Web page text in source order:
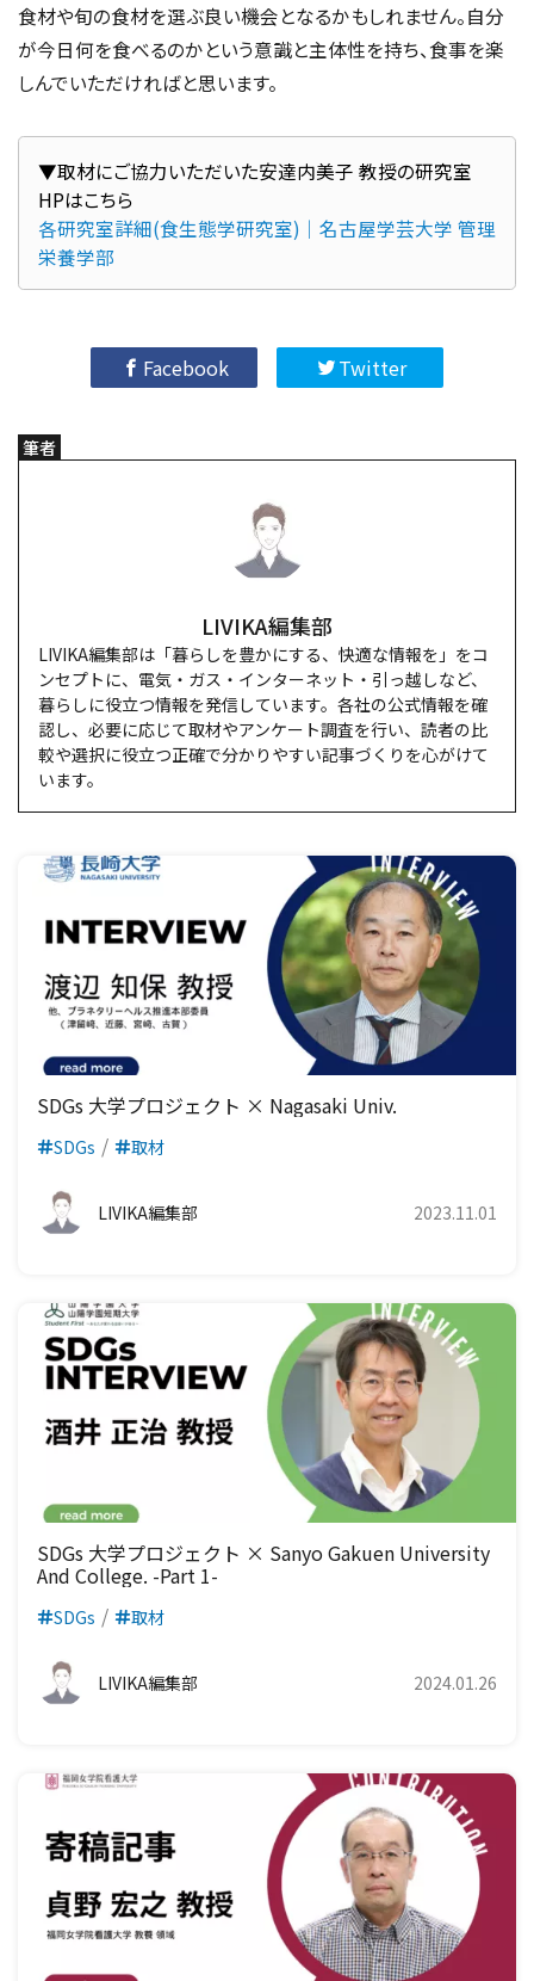
食材や旬の食材を選ぶ良い機会となるかもしれません。自分
が今日何を食べるのかという意識と主体性を持ち、食事を楽
しんでいただければと思います。
▼取材にご協力いただいた安達内美子 教授の研究室
各研究室詳細(食生態学研究室)｜名古屋学芸大学 管理
栄養学部
Facebook Twitter
筆者
LIVIKA編集部
LIVIKA編集部は「暮らしを豊かにする、快適な情報を」をコ
ンセプトに、電気・ガス・インターネット・引っ越しなど、
暮らしに役立つ情報を発信しています。各社の公式情報を確
認し、必要に応じて取材やアンケート調査を行い、読者の比
較や選択に役立つ正確で分かりやすい記事づくりを心がけて
います。
SDGs 大学プロジェクト × Nagasaki Univ.
SDGs 取材
LIVIKA編集部 2023.11.01
SDGs 大学プロジェクト × Sanyo Gakuen University
And College. -Part 1-
SDGs 取材
LIVIKA編集部 2024.01.26